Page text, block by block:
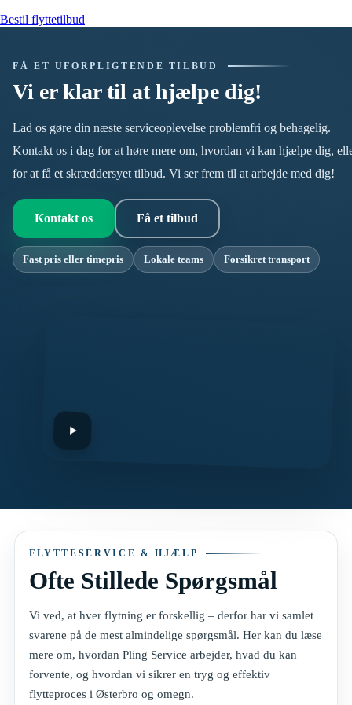
Bestil flyttetilbud
FÅ ET UFORPLIGTENDE TILBUD
Vi er klar til at hjælpe dig!
Lad os gøre din næste serviceoplevelse problemfri og behagelig.
Kontakt os i dag for at høre mere om, hvordan vi kan hjælpe dig,
for at få et skræddersyet tilbud. Vi ser frem til at arbejde med dig!
Kontakt os Få et tilbud
Fast pris eller timepris Lokale teams Forsikret transport
FLYTTESERVICE & HJÆLP
Ofte Stillede Spørgsmål
Vi ved, at hver flytning er forskellig – derfor har vi samlet
svarene på de mest almindelige spørgsmål. Her kan du læse
mere om, hvordan Pling Service arbejder, hvad du kan
forvente, og hvordan vi sikrer en tryg og effektiv
flytteproces i Østerbro og omegn.